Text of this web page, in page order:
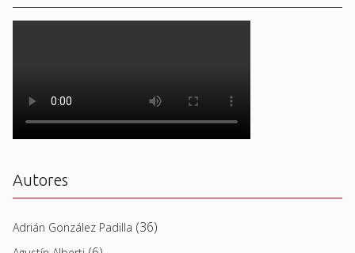
Autores
Adrián González Padilla (36)